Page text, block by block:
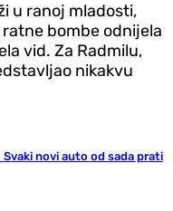
u ranoj mladosti,
bombe odnijela
vid. Za Radmilu,
nikakvu
Svaki novi auto od sada prati